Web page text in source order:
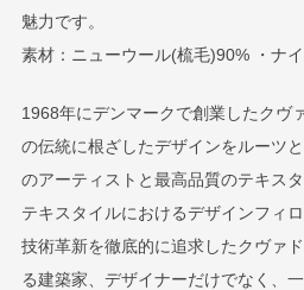
魅力です。
素材：ニューウール(梳毛)90% ・ナ
1968年にデンマークで創業したクヴ
の伝統に根ざしたデザインをルーツ
のアーティストと最高品質のテキス
テキスタイルにおけるデザインフィ
技術革新を徹底的に追求したクヴァ
る建築家、デザイナーだけでなく、